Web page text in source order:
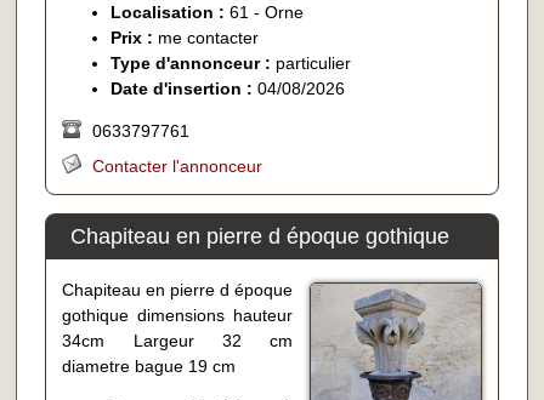
Localisation :61 - Orne
Prix : me contacter
Type d'annonceur : particulier
Date d'insertion :04/08/2026
0633797761
Contacter l'annonceur
Chapiteau en pierre d époque gothique
Chapiteau en pierre d époque
gothique dimensions hauteur
34cm Largeur 32 cm
diametre bague 19 cm